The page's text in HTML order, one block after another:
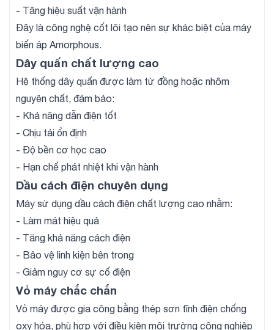
- Tăng hiệu suất vận hành
Đây là công nghệ cốt lõi tạo nên sự khác biệt của máy
biến áp Amorphous.
Dây quấn chất lượng cao
Hệ thống dây quấn được làm từ đồng hoặc nhôm
nguyên chất, đảm bảo:
- Khả năng dẫn điện tốt
- Chịu tải ổn định
- Độ bền cơ học cao
- Hạn chế phát nhiệt khi vận hành
Dầu cách điện chuyên dụng
Máy sử dụng dầu cách điện chất lượng cao nhằm:
- Làm mát hiệu quả
- Tăng khả năng cách điện
- Bảo vệ linh kiện bên trong
- Giảm nguy cơ sự cố điện
Vỏ máy chắc chắn
Vỏ máy được gia công bằng thép sơn tĩnh điện chống
oxy hóa, phù hợp với điều kiện môi trường công nghiệp